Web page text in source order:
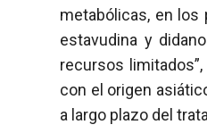
metabólicas, en
estavudina y
recursos
con el origen
a largo plazo del